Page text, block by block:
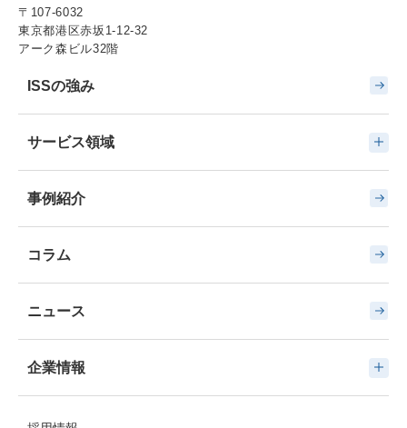
〒107-6032
東京都港区赤坂1-12-32
アーク森ビル32階
ISSの強み
サービス領域
事例紹介
コラム
ニュース
企業情報